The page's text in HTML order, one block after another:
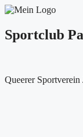
Sportclub
Queerer Sportverein